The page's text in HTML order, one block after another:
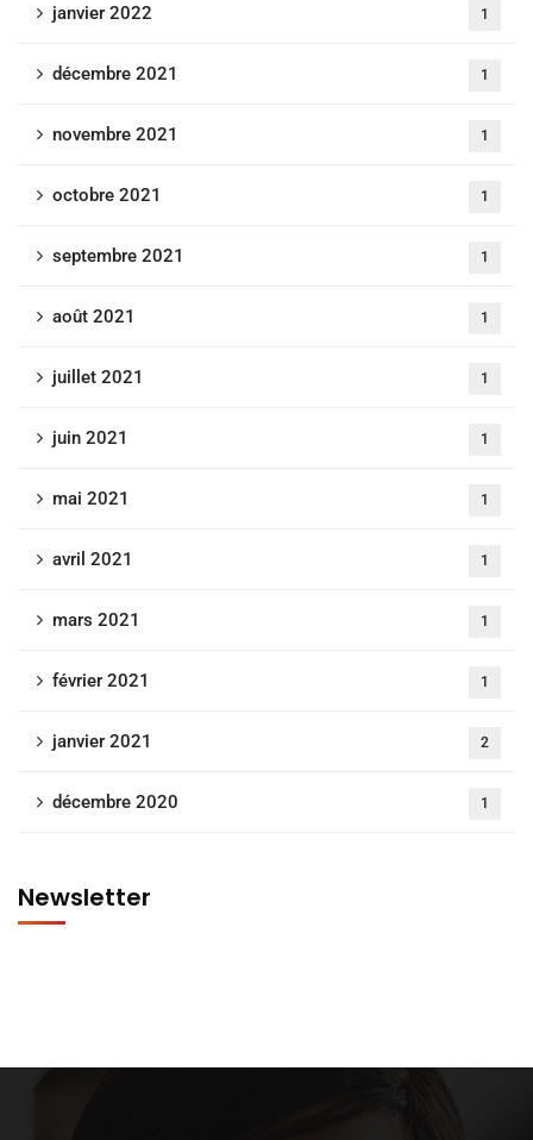
janvier 2022 1
décembre 2021 1
novembre 2021 1
octobre 2021 1
septembre 2021 1
août 2021 1
juillet 2021 1
juin 2021 1
mai 2021 1
avril 2021 1
mars 2021 1
février 2021 1
janvier 2021 2
décembre 2020 1
Newsletter